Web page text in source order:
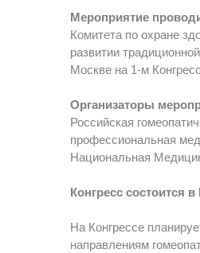
Мероприятие
Комитета по охране
развитии
Москве на 1-м
Организаторы
Российская
профессиональная
Национальная
Конгресс состоится
На Конгрессе
направлениям